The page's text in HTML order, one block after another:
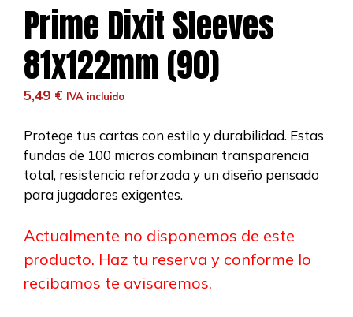
Prime Dixit Sleeves
81x122mm (90)
5,49 € IVA incluido
Protege tus cartas con estilo y durabilidad. Estas
fundas de 100 micras combinan transparencia
total, resistencia reforzada y un diseño pensado
para jugadores exigentes.
Actualmente no disponemos de este
producto. Haz tu reserva y conforme lo
recibamos te avisaremos.